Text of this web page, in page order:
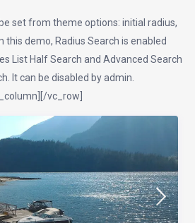
set from theme options: initial radius,
this demo, Radius Search is enabled
List Half Search and Advanced Search
It can be disabled by admin.
vc_row]